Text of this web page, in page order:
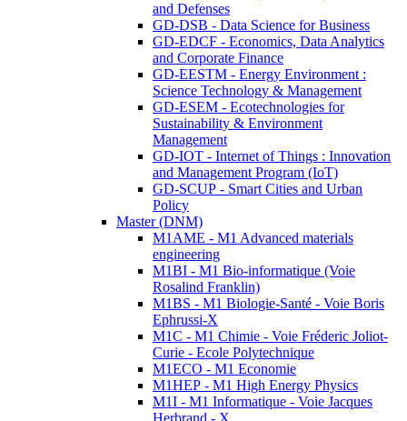
and Defenses
GD-DSB - Data Science for Business
GD-EDCF - Economics, Data Analytics
and Corporate Finance
GD-EESTM - Energy Environment :
Science Technology & Management
GD-ESEM - Ecotechnologies for
Sustainability & Environment
Management
GD-IOT - Internet of Things : Innovation
and Management Program (IoT)
GD-SCUP - Smart Cities and Urban
Policy
Master (DNM)
M1AME - M1 Advanced materials
engineering
M1BI - M1 Bio-informatique (Voie
Rosalind Franklin)
M1BS - M1 Biologie-Santé - Voie Boris
Ephrussi-X
M1C - M1 Chimie - Voie Fréderic Joliot-
Curie - Ecole Polytechnique
M1ECO - M1 Economie
M1HEP - M1 High Energy Physics
M1I - M1 Informatique - Voie Jacques
Herbrand - X